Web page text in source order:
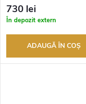
Până la 100 de zile pentru
returnarea bunurilor. Vânzător
autorizat
730 lei
În depozit extern
ADAUGĂ ÎN COŞ